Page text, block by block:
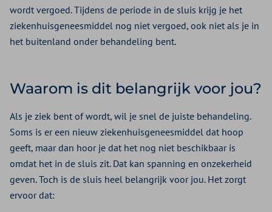
wordt vergoed. Tijdens de periode in de sluis krijg je het
ziekenhuisgeneesmiddel nog niet vergoed, ook niet als je in
het buitenland onder behandeling bent.
Waarom is dit belangrijk voor jou?
Als je ziek bent of wordt, wil je snel de juiste behandeling.
Soms is er een nieuw ziekenhuisgeneesmiddel dat hoop
geeft, maar dan hoor je dat het nog niet beschikbaar is
omdat het in de sluis zit. Dat kan spanning en onzekerheid
geven. Toch is de sluis heel belangrijk voor jou. Het zorgt
ervoor dat: